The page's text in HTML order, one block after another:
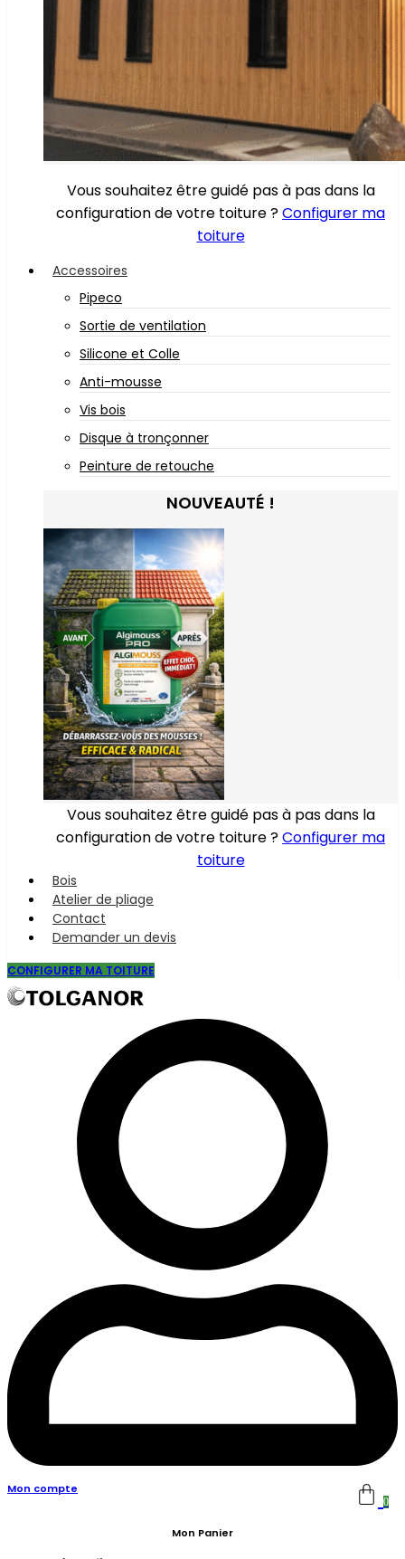
Vous souhaitez être guidé pas à pas dans la
configuration de votre toiture ?Configurer ma
toiture
Accessoires
Pipeco
Sortie de ventilation
Silicone et Colle
Anti-mousse
Vis bois
Disque à tronçonner
Peinture de retouche
NOUVEAUTÉ !
Vous souhaitez être guidé pas à pas dans la
configuration de votre toiture ?Configurer ma
toiture
Bois
Atelier de pliage
Contact
Demander un devis
CONFIGURER MA TOITURE
Mon compte
0
Mon Panier